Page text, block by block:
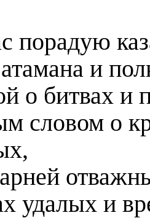
порадую
и
о битвах и
словом о
удалых и